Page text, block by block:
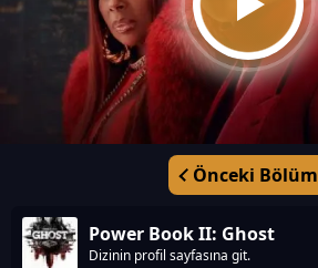
Önceki Bölüm
Power Book II: Ghost
Dizinin profil sayfasına git.